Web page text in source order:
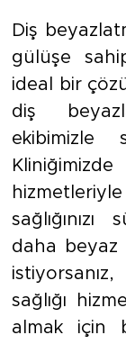
Diş
gülüşe
ideal bir
diş
ekibimizle
daha beyaz
sağlığı
almak için